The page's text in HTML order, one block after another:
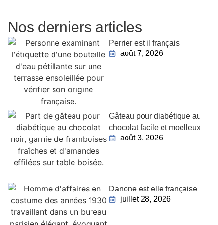
Nos derniers articles
Perrier est il français
août 7, 2026
Gâteau pour diabétique au
chocolat facile et moelleux
août 3, 2026
Danone est elle française
juillet 28, 2026